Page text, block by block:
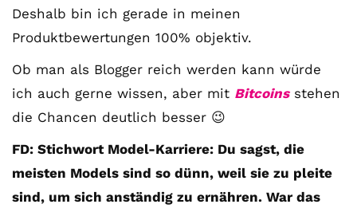
Deshalb bin ich gerade in meinen
Produktbewertungen 100% objektiv.
Ob man als Blogger reich werden kann würde
ich auch gerne wissen, aber mit Bitcoins stehen
die Chancen deutlich besser 😉
FD: Stichwort Model-Karriere: Du sagst, die
meisten Models sind so dünn, weil sie zu pleite
sind, um sich anständig zu ernähren. War das